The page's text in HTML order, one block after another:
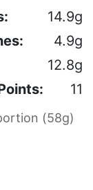
14.9g
4.9g
12.8g
11
(58g)